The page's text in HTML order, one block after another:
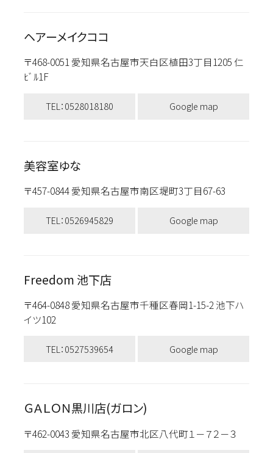
ヘアーメイクココ
〒468-0051 愛知県名古屋市天白区植田3丁目1205 仁
ﾋﾞﾙ1F
TEL：0528018180 Google map
美容室ゆな
〒457-0844 愛知県名古屋市南区堤町3丁目67-63
TEL：0526945829 Google map
Freedom 池下店
〒464-0848 愛知県名古屋市千種区春岡1-15-2 池下ハ
イツ102
TEL：0527539654 Google map
ＧＡＬＯＮ黒川店(ガロン)
〒462-0043 愛知県名古屋市北区八代町１－７２－３